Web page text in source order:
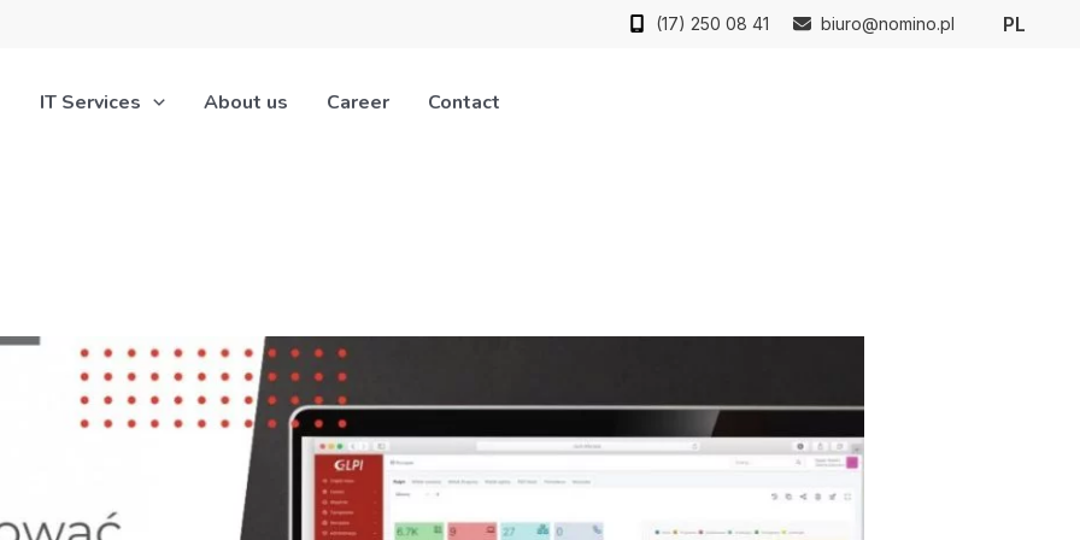
(17) 250 08 41 biuro@nomino.pl PL
IT Services About us Career Contact